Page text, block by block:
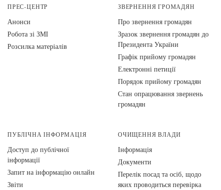
ПРЕС-ЦЕНТР
Анонси
Робота зі ЗМІ
Розсилка матеріалів
ЗВЕРНЕННЯ ГРОМАДЯН
Про звернення громадян
Зразок звернення громадян до
Президента України
Графік прийому громадян
Електронні петиції
Порядок прийому громадян
Стан опрацювання звернень
громадян
ПУБЛІЧНА ІНФОРМАЦІЯ
Доступ до публічної
інформації
Запит на інформацію онлайн
Звіти
ОЧИЩЕННЯ ВЛАДИ
Інформація
Документи
Перелік посад та осіб, щодо
яких проводиться перевірка